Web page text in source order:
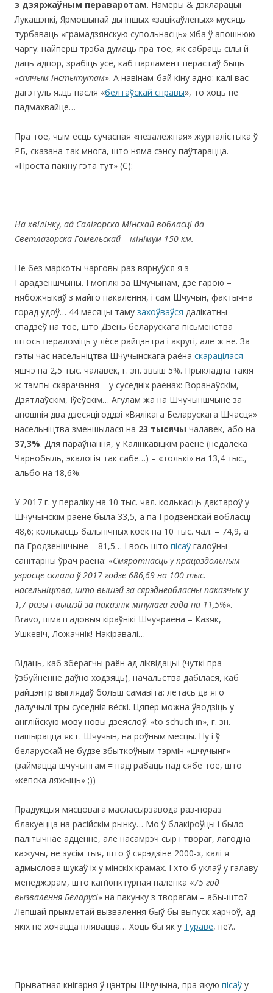
з дзяржаўным пераваротам. Намеры & дэкларацыі
Лукашэнкі, Ярмошынай ды іншых «зацікаўленых» мусяць
турбаваць «грамадзянскую супольнасць» хіба ў апошнюю
чаргу: найперш трэба думаць пра тое, як сабраць сілы й
даць адпор, зрабіць усё, каб парламент перастаў быць
«спячым інстытутам». А навінам-бай кіну адно: калі вас
дагэтуль я..ць пасля «белтаўскай справы», то хоць не
падмахвайце…
Пра тое, чым ёсць сучасная «незалежная» журналістыка ў
РБ, сказана так многа, што няма сэнсу паўтарацца.
«Проста пакіну гэта тут» (С):
На хвілінку, ад Салігорска Мінскай вобласці да
Светлагорска Гомельскай – мінімум 150 км.
Не без маркоты чарговы раз вярнуўся я з
Гарадзеншчыны. І могілкі за Шчучынам, дзе гарою –
нябожчыкаў з майго пакалення, і сам Шчучын, фактычна
горад удоў… 44 месяцы таму захоўваўся далікатны
спадзеў на тое, што Дзень беларускага пісьменства
штось пераломіць у лёсе райцэнтра і акругі, але ж не. За
гэты час насельніцтва Шчучынскага раёна скарацілася
яшчэ на 2,5 тыс. чалавек, г. зн. звыш 5%. Прыкладна такія
ж тэмпы скарачэння – у суседніх раёнах: Воранаўскім,
Дзятлаўскім, Іўеўскім… Агулам жа на Шчучыншчыне за
апошнія два дзесяцігоддзі «Вялікага Беларускага Шчасця»
насельніцтва зменшылася на 23 тысячы чалавек, або на
37,3%. Для параўнання, у Калінкавіцкім раёне (недалёка
Чарнобыль, экалогія так сабе…) – «толькі» на 13,4 тыс.,
альбо на 18,6%.
У 2017 г. у пераліку на 10 тыс. чал. колькасць дактароў у
Шчучынскім раёне была 33,5, а па Гродзенскай вобласці –
48,6; колькасць бальнічных коек на 10 тыс. чал. – 74,9, а
па Гродзеншчыне – 81,5… І вось што пісаў галоўны
санітарны ўрач раёна: «Смяротнасць у працаздольным
узросце склала ў 2017 годзе 686,69 на 100 тыс.
насельніцтва, што вышэй за сярэднеабласны паказчык у
1,7 разы і вышэй за паказнік мінулага года на 11,5%».
Bravo, шматгадовыя кіраўнікі Шчучраёна – Казяк,
Ушкевіч, Ложачнік! Накіравалі…
Відаць, каб зберагчы раён ад ліквідацыі (чуткі пра
ўзбуйненне даўно ходзяць), начальства дабілася, каб
райцэнтр выглядаў больш самавіта: летась да яго
далучылі тры суседнія вёскі. Цяпер можна ўводзіць у
англійскую мову новы дзеяслоў: «to schuch in», г. зн.
пашырацца як г. Шчучын, на роўным месцы. Ну і ў
беларускай не будзе збыткоўным тэрмін «шчучынг»
(займацца шчучынгам = падграбаць пад сябе тое, што
«кепска ляжыць» ;))
Прадукцыя мясцовага масласырзавода раз-пораз
блакуецца на расійскім рынку… Мо ў блакіроўцы i было
палітычнае адценне, але насамрэч сыр і твораг, лагодна
кажучы, не зусім тыя, што ў сярэдзіне 2000-х, калі я
адмыслова шукаў іх у мінскіх крамах. І хто б уклаў у галаву
менеджэрам, што кан’юнктурная налепка «75 год
вызвалення Беларусі» на пакунку з творагам – абы-што?
Лепшай прыкметай вызвалення быў бы выпуск харчоў, ад
якіх не хочацца плявацца… Хоць бы як у Тураве, не?..
Прыватная кнігарня ў цэнтры Шчучына, пра якую пісаў у